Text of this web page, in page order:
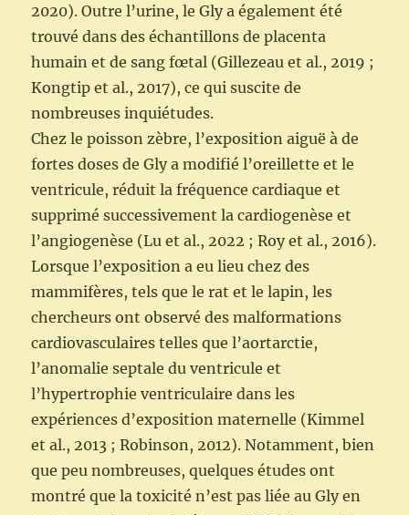
2020). Outre l’urine, le Gly a également été
trouvé dans des échantillons de placenta
humain et de sang fœtal (Gillezeau et al., 2019 ;
Kongtip et al., 2017), ce qui suscite de
nombreuses inquiétudes.
Chez le poisson zèbre, l’exposition aiguë à de
fortes doses de Gly a modifié l’oreillette et le
ventricule, réduit la fréquence cardiaque et
supprimé successivement la cardiogenèse et
l’angiogenèse (Lu et al., 2022 ; Roy et al., 2016).
Lorsque l’exposition a eu lieu chez des
mammifères, tels que le rat et le lapin, les
chercheurs ont observé des malformations
cardiovasculaires telles que l’aortarctie,
l’anomalie septale du ventricule et
l’hypertrophie ventriculaire dans les
expériences d’exposition maternelle (Kimmel
et al., 2013 ; Robinson, 2012). Notamment, bien
que peu nombreuses, quelques études ont
montré que la toxicité n’est pas liée au Gly en